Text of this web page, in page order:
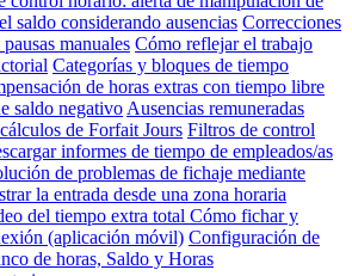
saldo considerando ausencias Correcciones
manuales Cómo reflejar el trabajo
Categorías y bloques de tiempo
de horas extras con tiempo libre
saldo negativo Ausencias remuneradas
de Forfait Jours Filtros de control
informes de tiempo de empleados/as
de problemas de fichaje mediante
la entrada desde una zona horaria
del tiempo extra total Cómo fichar y
(aplicación móvil) Configuración de
de horas, Saldo y Horas